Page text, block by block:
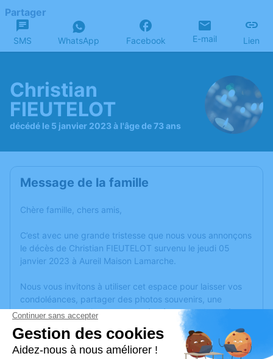
Partager
SMS WhatsApp Facebook E-mail Lien
Christian
FIEUTELOT
décédé le 5 janvier 2023 à l'âge de 73 ans
Message de la famille
Chère famille, chers amis,
C’est avec une grande tristesse que nous vous annonçons
le décès de Christian FIEUTELOT survenu le jeudi 05
janvier 2023 à Aureil Maison Lamarche.
Nous vous invitons à utiliser cet espace pour laisser vos
condoléances, partager des photos souvenirs, une
anecdote ou exprimer vos pensées à travers des poèmes
ou des textes. Cet endroit est un lieu d'expression dédié à
honorer la mémoire de Christian FIEUTELOT.